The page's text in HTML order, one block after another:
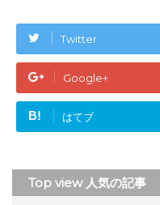
Twitter
Google+
B! はてブ
Top view 人気の記事